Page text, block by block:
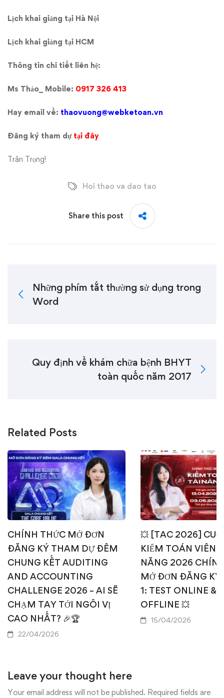
Lịch khai giảng tại Hà Nội
Lịch khai giảng tại HCM
Thông tin chi tiết liên hệ:
Ms Thảo_ Mobile: 0917 326 413
Hay email về: thaovuong@webketoan.vn
Đăng ký tham dự tại đây
Trân Trọng!
Hoi thao va dao tao
Share this post
Những phím tắt thường sử dụng trong
Word
Quy định về khám chữa bệnh BHYT
toàn quốc năm 2017
Related Posts
CHÍNH THỨC MỞ ĐƠN
ĐĂNG KÝ THAM DỰ ĐÊM
CHUNG KẾT AUDITING
AND ACCOUNTING
CHALLENGE 2026 – AI SẼ
CHẠM TAY TỚI NGÔI VỊ
CAO NHẤT? 🎉🏆
22/04/2026
💥 [TAC 2026]
KIỂM TOÁN VIÊN
NĂNG 2026
MỞ ĐƠN ĐĂNG KÝ
1: TEST ONLINE &
OFFLINE 💥
15/04/2026
Leave your thought here
Your email address will not be published. Required fields are